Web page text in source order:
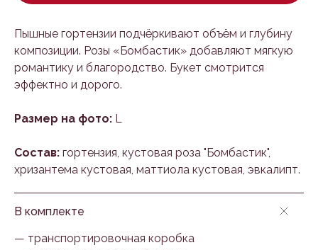
Пышные гортензии подчёркивают объём и глубину
композиции. Розы «Бомбастик» добавляют мягкую
романтику и благородство. Букет смотрится
эффектно и дорого.
Размер на фото: L
Состав: гортензия, кустовая роза "Бомбастик",
хризантема кустовая, маттиола кустовая, эвкалипт.
В комплекте
— транспортировочная коробка